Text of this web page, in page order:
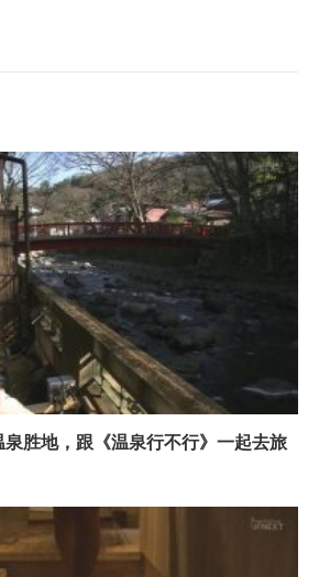
胜地，跟《温泉行不行》一起去旅